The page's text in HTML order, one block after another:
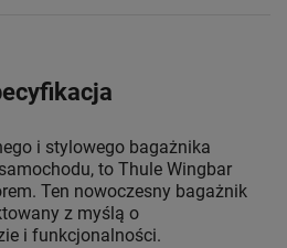
i stylowego bagażnika
to Thule Wingbar
Ten nowoczesny bagażnik
z myślą o
i funkcjonalności.